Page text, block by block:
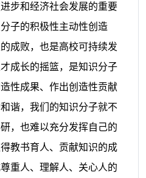
步和经济社会发展的重要
子的积极性主动性创造
成败，也是高校可持续发
成长的摇篮，是知识分子
性成果、作出创造性贡献
谐，我们的知识分子就不
，也难以充分发挥自己的
教书育人、贡献知识的成
重人、理解人、关心人的